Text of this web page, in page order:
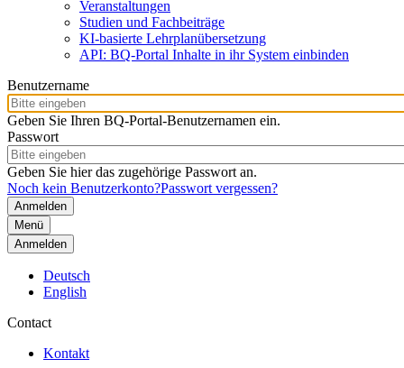
Veranstaltungen
Studien und Fachbeiträge
KI-basierte Lehrplanübersetzung
API: BQ-Portal Inhalte in ihr System einbinden
Benutzername
Geben Sie Ihren BQ-Portal-Benutzernamen ein.
Passwort
Geben Sie hier das zugehörige Passwort an.
Noch kein Benutzerkonto?Passwort vergessen?
Menü
Anmelden
Deutsch
English
Contact
Kontakt